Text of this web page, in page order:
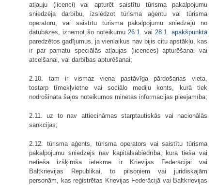
atļauju (licenci) vai apturēt saistītu tūrisma pakalpojumu
sniedzēja darbību, izslēdzot tūrisma aģentu vai tūrisma
operatoru, vai saistītu tūrisma pakalpojumu sniedzēju no
datubāzes, izņemot šo noteikumu 26.1. vai 28.1. apakšpunktā
paredzētos gadījumus, ja vienlaikus nav bijis citu apstākļu, kas
ir par pamatu speciālās atļaujas (licences) apturēšanai vai
atcelšanai, vai darbības apturēšanai;
2.10. tam ir vismaz viena pastāvīga pārdošanas vieta,
tostarp tīmekļvietne vai sociālo mediju konts, kurā tiek
nodrošināta šajos noteikumos minētās informācijas pieejamība;
2.11. uz to nav attiecināmas starptautiskās vai nacionālās
sankcijas;
2.12. tūrisma aģents, tūrisma operators vai saistītu tūrisma
pakalpojumu sniedzējs nav kapitālsabiedrība, kurā tieša vai
netieša izšķiroša ietekme ir Krievijas Federācijai vai
Baltkrievijas Republikai, to pilsoņiem vai juridiskajām
personām, kas reģistrētas Krievijas Federācijā vai Baltkrievijas